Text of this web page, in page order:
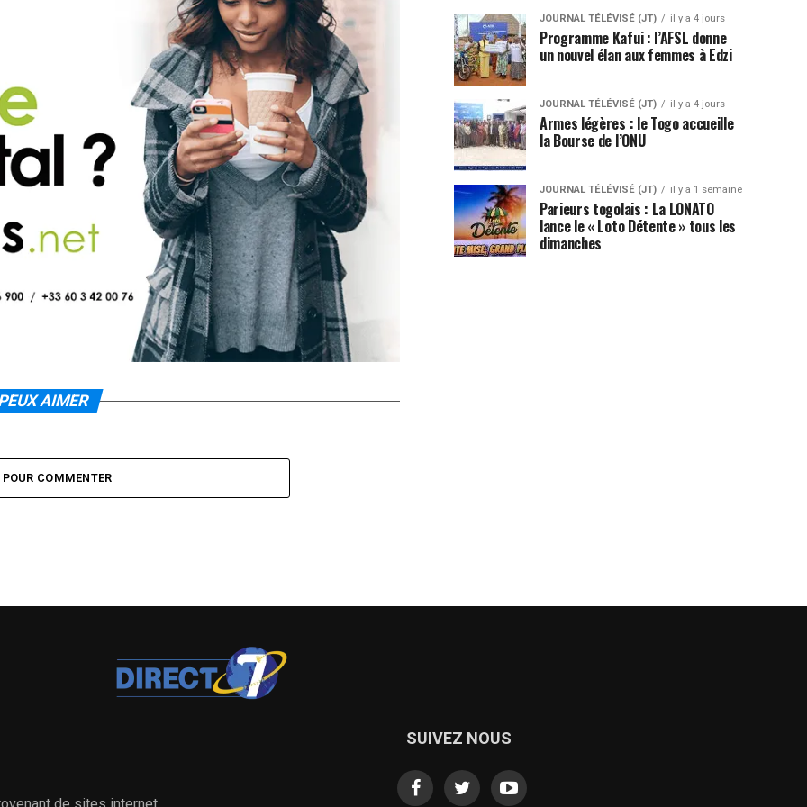
AIMER
COMMENTER
JOURNAL TÉLÉVISÉ (JT) il y a 4 jours
Programme Kafui : l’AFSL donne
un nouvel élan aux femmes à Edzi
JOURNAL TÉLÉVISÉ (JT) il y a 4 jours
Armes légères : le Togo accueille
la Bourse de l’ONU
JOURNAL TÉLÉVISÉ (JT) il y a 1 semaine
Parieurs togolais : La LONATO
lance le « Loto Détente » tous les
dimanches
SUIVEZ NOUS